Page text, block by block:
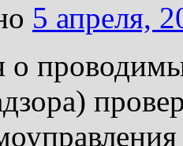
5 апреля,